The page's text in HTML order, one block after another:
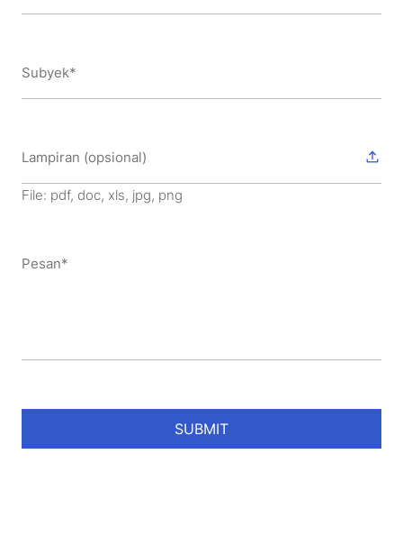
File: pdf, doc, xls, jpg, png
SUBMIT